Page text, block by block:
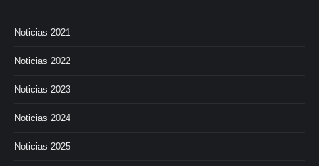
Noticias 2021
Noticias 2022
Noticias 2023
Noticias 2024
Noticias 2025